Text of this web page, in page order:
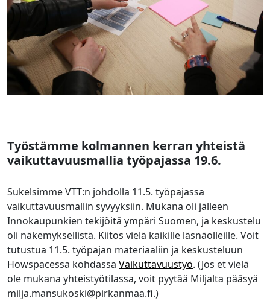
Työstämme kolmannen kerran yhteistä
vaikuttavuusmallia työpajassa 19.6.
Sukelsimme VTT:n johdolla 11.5. työpajassa
vaikuttavuusmallin syvyyksiin. Mukana oli jälleen
Innokaupunkien tekijöitä ympäri Suomen, ja keskustelu
oli näkemyksellistä. Kiitos vielä kaikille läsnäolleille. Voit
tutustua 11.5. työpajan materiaaliin ja keskusteluun
Howspacessa kohdassa Vaikuttavuustyö. (Jos et vielä
ole mukana yhteistyötilassa, voit pyytää Miljalta pääsyä
milja.mansukoski@pirkanmaa.fi.)